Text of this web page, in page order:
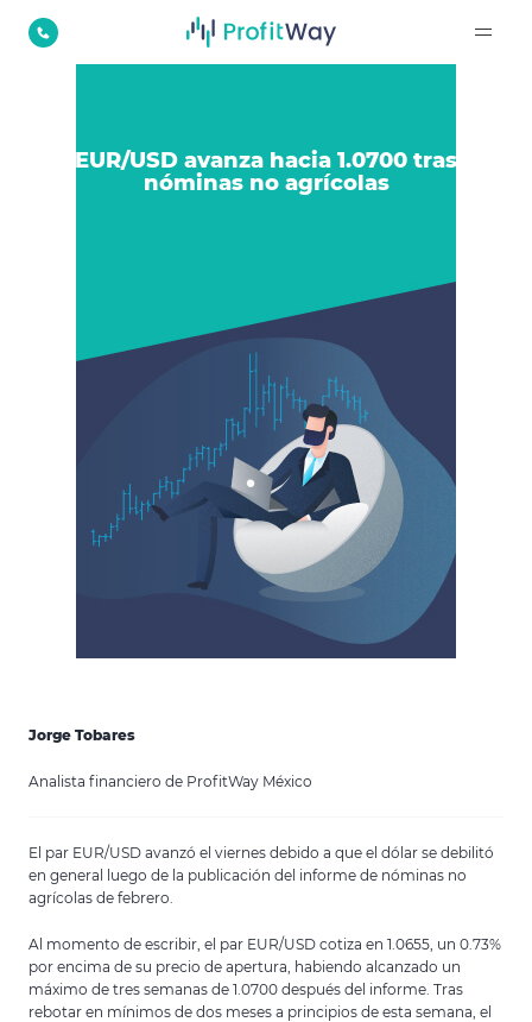
EUR/USD avanza hacia 1.0700 tras
nóminas no agrícolas
Jorge Tobares
Analista financiero de ProfitWay México
El par EUR/USD avanzó el viernes debido a que el dólar se debilitó
en general luego de la publicación del informe de nóminas no
agrícolas de febrero.
Al momento de escribir, el par EUR/USD cotiza en 1.0655, un 0.73%
por encima de su precio de apertura, habiendo alcanzado un
máximo de tres semanas de 1.0700 después del informe. Tras
rebotar en mínimos de dos meses a principios de esta semana, el